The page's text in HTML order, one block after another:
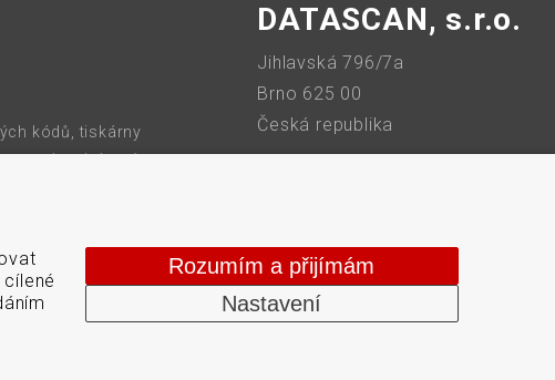
kódů, tiskárny
bezdrátové
DATASCAN, s.r.o.
Jihlavská 796/7a
Brno 625 00
Česká republika
Rozumím a přijímám
Nastavení